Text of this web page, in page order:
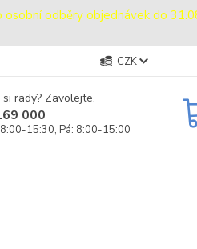
osobní odběry objednávek do
CZK
rady? Zavolejte.
000
15:30, Pá: 8:00-15:00